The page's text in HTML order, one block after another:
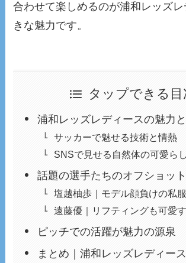
合わせて楽しめるのが浦和レッズ
きな魅力です。
タップできる目
浦和レッズレディースの魅力
サッカーで魅せる技術と情熱
SNSで見せる自然体の可愛ら
話題の選手たちのオフショット
塩越柚歩｜モデル顔負けの私
遠藤優｜リフティングも可愛
ピッチでの活躍が魅力の源泉
まとめ｜浦和レッズレディー